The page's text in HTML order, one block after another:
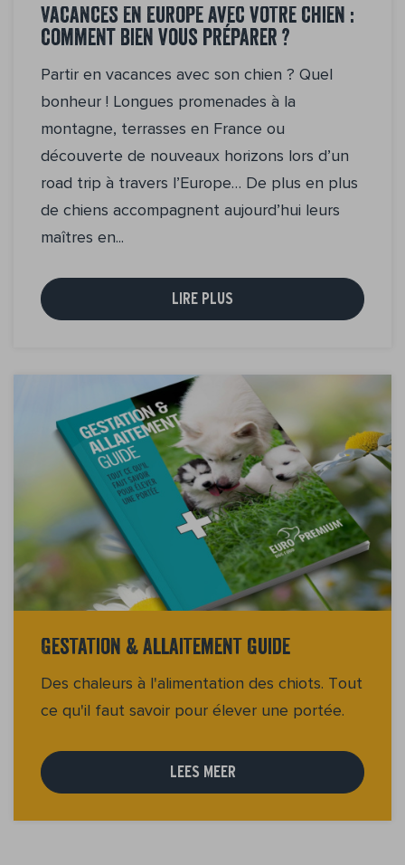
Vacances en Europe avec votre chien :
comment bien vous préparer ?
Partir en vacances avec son chien ? Quel
bonheur ! Longues promenades à la
montagne, terrasses en France ou
découverte de nouveaux horizons lors d’un
road trip à travers l’Europe… De plus en plus
de chiens accompagnent aujourd’hui leurs
maîtres en...
LIRE PLUS
Gestation & Allaitement Guide
Des chaleurs à l'alimentation des chiots. Tout
ce qu'il faut savoir pour élever une portée.
LEES MEER